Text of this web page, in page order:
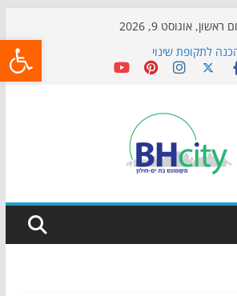
ראשון, אוגוסט 9, 2026
לתקופת שינוי
ממשיך לכבוש את הגינות: מאות משפחות
מיוחדת: הקרנת גמר המונדיאל בטרמינל
הנוער בבת־ים: חוף הריביירה הופך למרחב
הערב